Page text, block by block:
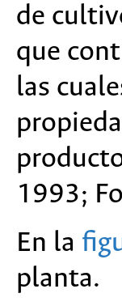
de
que
las
1993;
En la
planta.